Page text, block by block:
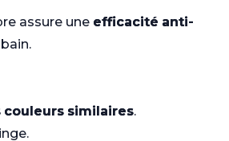
assure une efficacité anti-
couleurs similaires.